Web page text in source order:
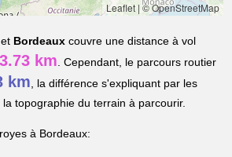
Leaflet|© OpenStreetMap
et Bordeaux couvre une distance à vol
km. Cependant, le parcours routier
km, la différence s'expliquant par les
topographie du terrain à parcourir.
à Bordeaux: